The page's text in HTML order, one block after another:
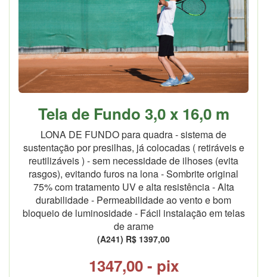
Tela de Fundo 3,0 x 16,0 m
LONA DE FUNDO para quadra - sistema de
sustentação por presilhas, já colocadas ( retiráveis e
reutilizáveis ) - sem necessidade de ilhoses (evita
rasgos), evitando furos na lona - Sombrite original
75% com tratamento UV e alta resistência - Alta
durabilidade - Permeabilidade ao vento e bom
bloqueio de luminosidade - Fácil instalação em telas
de arame
(A241) R$ 1397,00
1347,00 - pix